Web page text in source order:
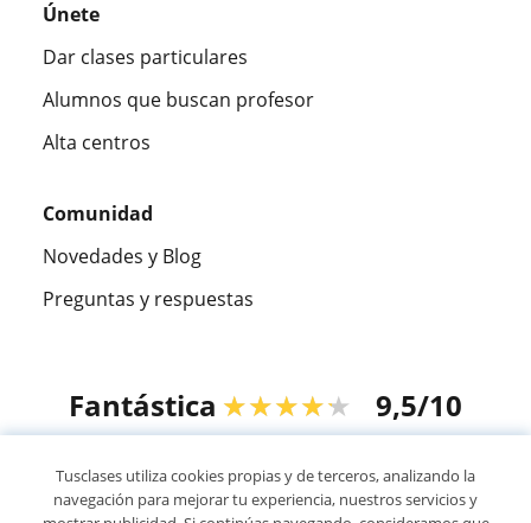
Únete
Dar clases particulares
Alumnos que buscan profesor
Alta centros
Comunidad
Novedades y Blog
Preguntas y respuestas
Fantástica ★★★★★ 9,5/10
Tusclases utiliza cookies propias y de terceros, analizando la
navegación para mejorar tu experiencia, nuestros servicios y